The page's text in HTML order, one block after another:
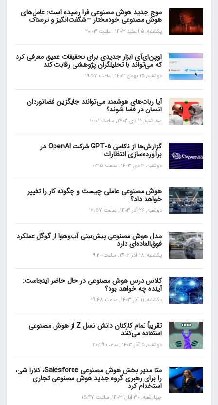
موج جدید هوش مصنوعی فرا رسیده است: عامل‌های
هوش مصنوعی خودمختار —شگفت‌انگیز و ترسناک
یکشنبه, 5 اسفند 1403, ساعت 20:03
اوپن‌ای‌آی ابزار جدیدی برای تحقیقات عمیق معرفی کرد
که می‌تواند با تحلیلگران پژوهشی رقابت کند
دوشنبه, 15 بهمن 1403, ساعت 19:57
آیا ربات‌های هوشمند می‌توانند جایگزین فضانوردان
انسان در فضا شوند؟
سه شنبه, 11 دی 1403, ساعت 10:01
گزارش‌ها از ناکامی GPT-5 شرکت OpenAI در
برآورده‌سازی انتظارات
دوشنبه, 3 دی 1403, ساعت 0:35
هوش مصنوعی عاملی چیست و چگونه کار را تغییر
خواهد داد؟
دوشنبه, 26 آذر 1403, ساعت 17:57
مدل هوش مصنوعی پیش‌بینی آب‌و‌هوا از گوگل عملکرد
فوق‌العاده‌ای دارد
یکشنبه, 18 آذر 1403, ساعت 9:20
کلاس درس هوش مصنوعی در حال حاضر اینجاست:
آینده چه خواهد بود؟
یکشنبه, 11 آذر 1403, ساعت 19:48
تقریباً تمام کارکنان دانش نسل Z از هوش مصنوعی
استفاده می‌کنند
دوشنبه, 5 آذر 1403, ساعت 20:29
متا مدیر بخش هوش مصنوعی Salesforce، کلارا شی،
را برای رهبری گروه جدید هوش مصنوعی تجاری
استخدام کرد
چهارشنبه, 30 آبان 1403, ساعت 15:47